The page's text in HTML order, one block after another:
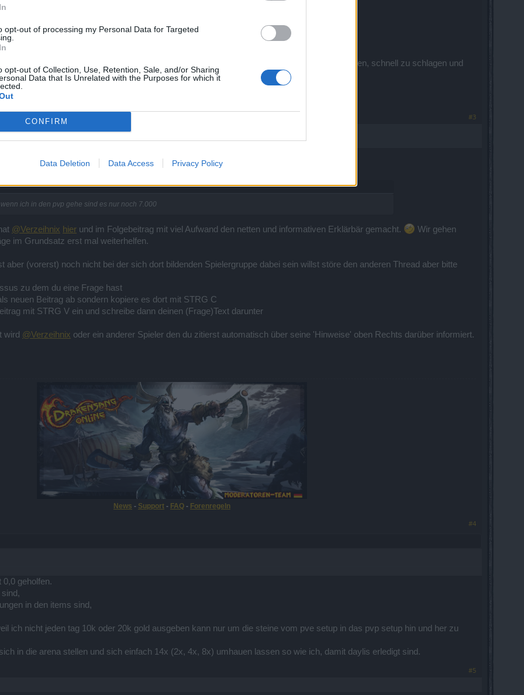
opt-out of processing my Personal Data for Targeted
opt-out of Collection, Use, Retention, Sale, and/or Sharing
Data that Is Unrelated with the Purposes for which it
CONFIRM
Data Deletion Data Access Privacy Policy
goldkosten pvp und pve spielen kann und was ich im pvp machen muss um schnell zu laufen, schnell zu schlagen und
mit steine, verzauberungen usw.
#3
ich in den pvp gehe sind es nur noch 7.000
@Verzeihnix hier und im Folgebeitrag mit viel Aufwand den netten und informativen Erklärbär gemacht.
Wir gehen
im Grundsatz erst mal weiterhelfen.
aber (vorerst) noch nicht bei der sich dort bildenden Spielergruppe dabei sein willst störe den anderen Thread aber bitte
zu dem du eine Frage hast
neuen Beitrag ab sondern kopiere es dort mit STRG C
mit STRG V ein und schreibe dann deinen (Frage)Text darunter
wird @Verzeihnix oder ein anderer Spieler den du zitierst automatisch über seine 'Hinweise' oben Rechts darüber informiert.
News - Support - FAQ - Forenregeln
#4
geholfen.
in den items sind,
ich nicht jeden tag 10k oder 20k gold ausgeben kann nur um die steine vom pve setup in das pvp setup hin und her zu
in die arena stellen und sich einfach 14x (2x, 4x, 8x) umhauen lassen so wie ich, damit daylis erledigt sind.
#5